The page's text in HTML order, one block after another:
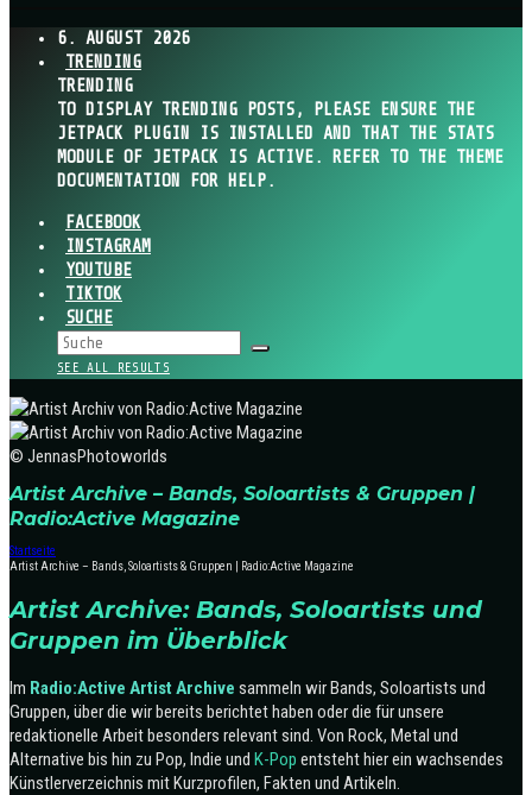
6. AUGUST 2026
TRENDING
TRENDING
TO DISPLAY TRENDING POSTS, PLEASE ENSURE THE
JETPACK PLUGIN IS INSTALLED AND THAT THE STATS
MODULE OF JETPACK IS ACTIVE. REFER TO THE THEME
DOCUMENTATION FOR HELP.
FACEBOOK
INSTAGRAM
YOUTUBE
TIKTOK
SUCHE
SEE ALL RESULTS
© JennasPhotoworlds
Artist Archive – Bands, Soloartists & Gruppen |
Radio:Active Magazine
Startseite
Artist Archive – Bands, Soloartists & Gruppen | Radio:Active Magazine
Artist Archive: Bands, Soloartists und
Gruppen im Überblick
Im Radio:Active Artist Archive sammeln wir Bands, Soloartists und
Gruppen, über die wir bereits berichtet haben oder die für unsere
redaktionelle Arbeit besonders relevant sind. Von Rock, Metal und
Alternative bis hin zu Pop, Indie und K-Pop entsteht hier ein wachsendes
Künstlerverzeichnis mit Kurzprofilen, Fakten und Artikeln.